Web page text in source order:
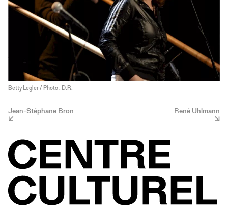
Betty Legler / Photo : D.R.
Jean-Stéphane Bron René Uhlmann